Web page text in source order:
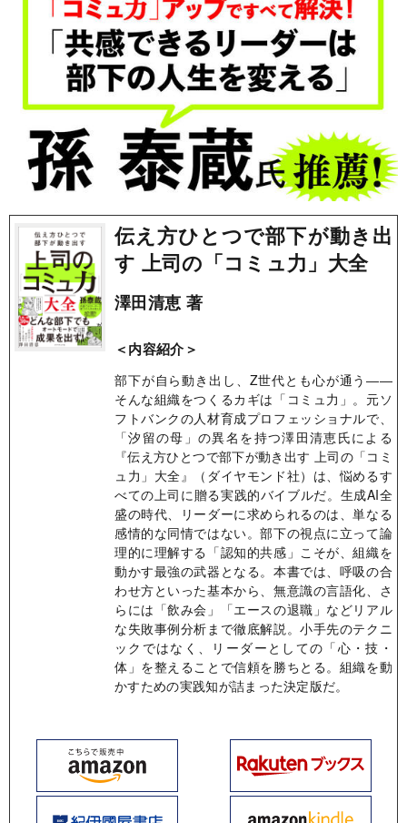
伝え方ひとつで部下が動き出
す 上司の「コミュ力」大全
澤田清恵 著
＜内容紹介＞
部下が自ら動き出し、Z世代とも心が通う――
そんな組織をつくるカギは「コミュ力」。元ソ
フトバンクの人材育成プロフェッショナルで、
「汐留の母」の異名を持つ澤田清恵氏による
『伝え方ひとつで部下が動き出す 上司の「コミ
ュ力」大全』（ダイヤモンド社）は、悩めるす
べての上司に贈る実践的バイブルだ。生成AI全
盛の時代、リーダーに求められるのは、単なる
感情的な同情ではない。部下の視点に立って論
理的に理解する「認知的共感」こそが、組織を
動かす最強の武器となる。本書では、呼吸の合
わせ方といった基本から、無意識の言語化、さ
らには「飲み会」「エースの退職」などリアル
な失敗事例分析まで徹底解説。小手先のテクニ
ックではなく、リーダーとしての「心・技・
体」を整えることで信頼を勝ちとる。組織を動
かすための実践知が詰まった決定版だ。